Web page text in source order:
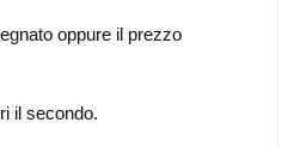
oppure il prezzo
il secondo.